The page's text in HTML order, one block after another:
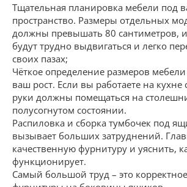
Тщательная планировка мебели под
пространство. Размеры отдельных
должны превышать 80 сантиметров,
будут трудно выдвигаться и легко
своих пазах;
Чёткое определение размеров
ваш рост. Если вы работаете на кухне
руки должны помещаться на
полусогнутом состоянии.
Распиловка и сборка тумбочек под
вызывает больших затруднений.
качественную фурнитуру и уяснить,
функционирует.
Самый большой труд – это